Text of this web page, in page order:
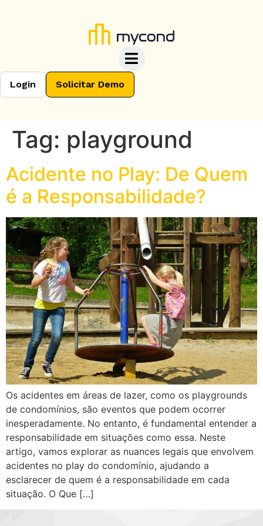
Login Solicitar Demo
Tag: playground
Acidente no Play: De Quem
é a Responsabilidade?
Os acidentes em áreas de lazer, como os playgrounds
de condomínios, são eventos que podem ocorrer
inesperadamente. No entanto, é fundamental entender a
responsabilidade em situações como essa. Neste
artigo, vamos explorar as nuances legais que envolvem
acidentes no play do condomínio, ajudando a
esclarecer de quem é a responsabilidade em cada
situação. O Que […]